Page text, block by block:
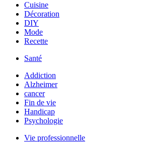
Cuisine
Décoration
DIY
Mode
Recette
Santé
Addiction
Alzheimer
cancer
Fin de vie
Handicap
Psychologie
Vie professionnelle